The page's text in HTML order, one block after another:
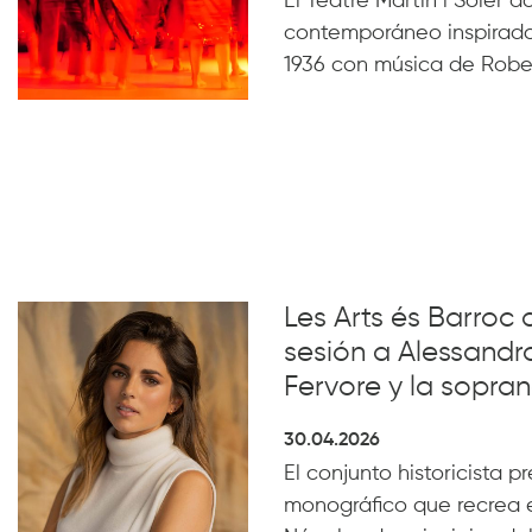
contemporáneo
1936 con música de
Les Arts és Barroc
sesión a
Fervore y la
30.04.2026
El conjunto historicista
monográfico que recrea